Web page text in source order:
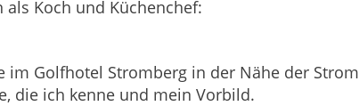
Koch und Küchenchef:
im Golfhotel Stromberg in der Nähe der
die ich kenne und mein Vorbild.